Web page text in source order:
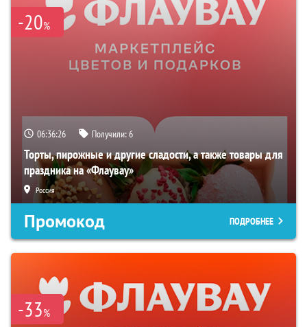
-20%
06:36:25 Получили:6
Торты, пирожные и другие сладости, а также товары для
праздника на «Флаувау»
Россия
Промокод ПОДРОБНЕЕ
-33%